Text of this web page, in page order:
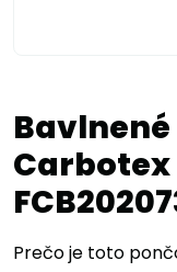
Carbotex
Prečo je toto